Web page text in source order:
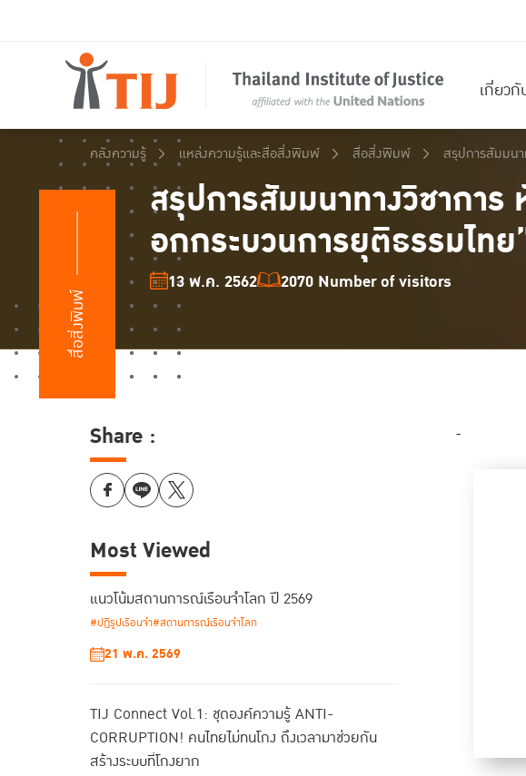
เกี่ยวกั
คลังความรู้ แหล่งความรู้และสื่อสิ่งพิมพ์ สื่อสิ่งพิมพ์ สรุปการสัมมน
สื่อสิ่งพิมพ์
สรุปการสัมมนาทางวิชากา
อกกระบวนการยุติธรรมไทย
13 พ.ค. 2562 2070 Number of visitors
-
Share :
Most Viewed
แนวโน้มสถานการณ์เรือนจำโลก ปี 2569
#ปฏิรูปเรือนจำ#สถานการณ์เรือนจำโลก
21 พ.ค. 2569
TIJ Connect Vol.1: ชุดองค์ความรู้ ANTI-
CORRUPTION! คนไทยไม่ทนโกง ถึงเวลามาช่วยกัน
สร้างระบบที่โกงยาก